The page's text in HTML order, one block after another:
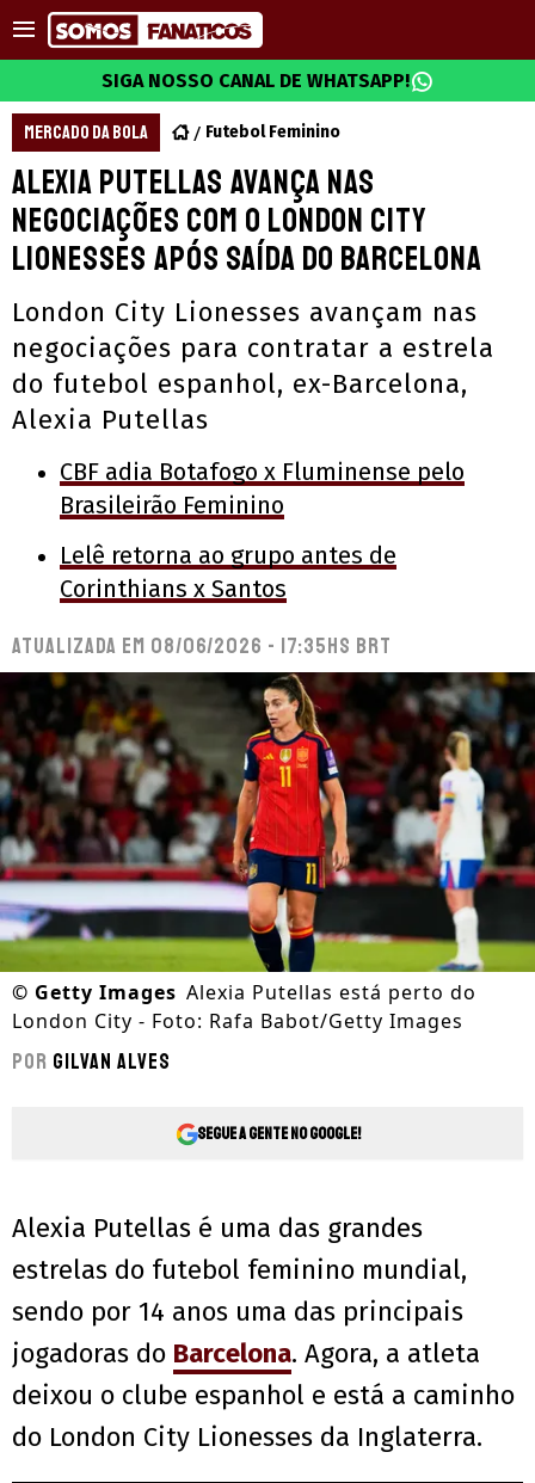
SIGA NOSSO CANAL DE WHATSAPP!
MERCADO DA BOLA Futebol Feminino
Alexia Putellas avança nas
negociações com o London City
Lionesses após saída do Barcelona
London City Lionesses avançam nas
negociações para contratar a estrela
do futebol espanhol, ex-Barcelona,
Alexia Putellas
CBF adia Botafogo x Fluminense pelo
Brasileirão Feminino
Lelê retorna ao grupo antes de
Corinthians x Santos
Atualizada em 08/06/2026 - 17:35hs BRT
© Getty Images Alexia Putellas está perto do
London City - Foto: Rafa Babot/Getty Images
Por Gilvan Alves
Segue a gente no Google!
Alexia Putellas é uma das grandes
estrelas do futebol feminino mundial,
sendo por 14 anos uma das principais
jogadoras do Barcelona. Agora, a atleta
deixou o clube espanhol e está a caminho
do London City Lionesses da Inglaterra.